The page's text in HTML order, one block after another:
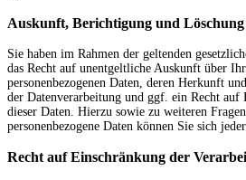
Auskunft, Berichtigung und Löschung
Sie haben im Rahmen der geltenden
das Recht auf unentgeltliche Auskunft über
personenbezogenen Daten, deren Herkunft
der Datenverarbeitung und ggf. ein Recht
dieser Daten. Hierzu sowie zu weiteren
personenbezogene Daten können Sie sich
Recht auf Einschränkung der